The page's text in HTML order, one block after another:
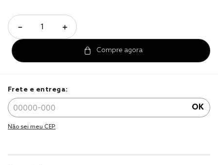
＋
－
Frete e entrega:
OK
Não sei meu CEP.